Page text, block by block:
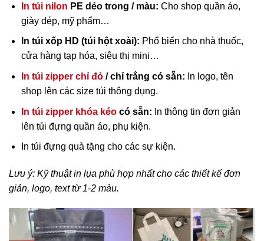
In túi nilon PE dẻo trong / màu: Cho shop quần áo,
giày dép, mỹ phẩm…
In túi xốp HD (túi hột xoài): Phổ biến cho nhà thuốc,
cửa hàng tạp hóa, siêu thị mini…
In túi zipper chỉ đỏ/ chỉ trắng có sẵn: In logo, tên
shop lên các size túi thông dụng.
In túi zipper khóa kéocó sẵn: In thông tin đơn giản
lên túi đựng quần áo, phụ kiện.
In túi đựng quà tặng cho các sự kiện.
Lưu ý: Kỹ thuật in lụa phù hợp nhất cho các thiết kế đơn
giản, logo, text từ 1-2 màu.